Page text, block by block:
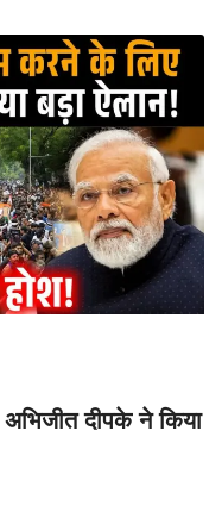
दीपके ने किया